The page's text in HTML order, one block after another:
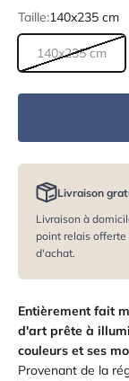
Taille:140x235 cm
140x235 cm
Livraison
Livraison à
point relais offerte
d'achat.
Entièrement fait
d'art prête à
couleurs et ses
Provenant de la